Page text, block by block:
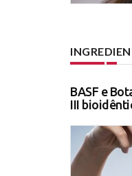
BASF e
III